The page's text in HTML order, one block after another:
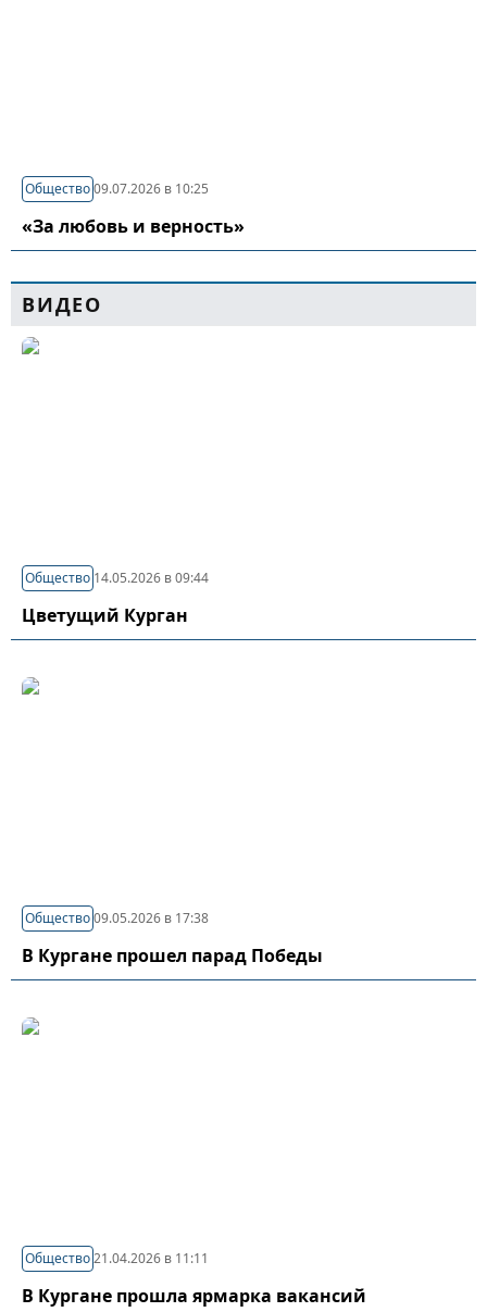
Общество09.07.2026 в 10:25
«За любовь и верность»
ВИДЕО
Общество 14.05.2026 в 09:44
Цветущий Курган
Общество09.05.2026 в 17:38
В Кургане прошел парад Победы
Общество21.04.2026 в 11:11
В Кургане прошла ярмарка вакансий